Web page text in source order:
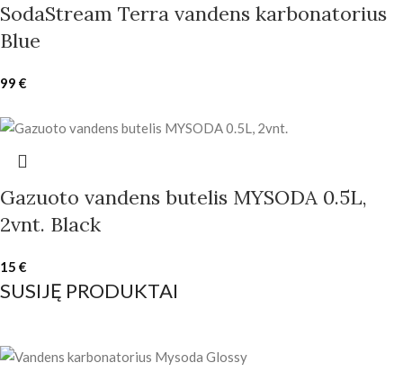
SodaStream Terra vandens karbonatorius
Blue
99 €
Gazuoto vandens butelis MYSODA 0.5L,
2vnt. Black
15 €
SUSIJĘ PRODUKTAI